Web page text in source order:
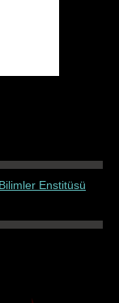
Enstitüsü